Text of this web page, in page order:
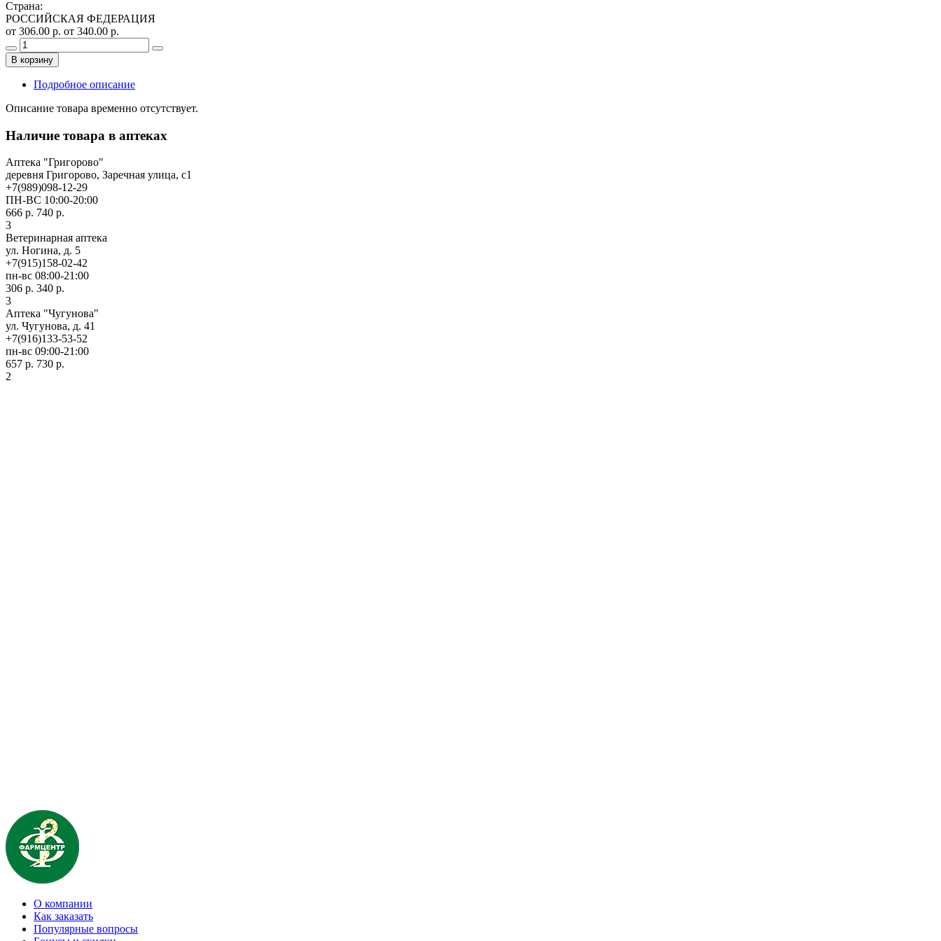
Страна:
РОССИЙСКАЯ ФЕДЕРАЦИЯ
от 306.00 р. от 340.00 р.
В корзину
Подробное описание
Описание товара временно отсутствует.
Наличие товара в аптеках
Аптека "Григорово"
деревня Григорово, Заречная улица, с1
+7(989)098-12-29
ПН-ВС 10:00-20:00
666 р. 740 р.
3
Ветеринарная аптека
ул. Ногина, д. 5
+7(915)158-02-42
пн-вс 08:00-21:00
306 р. 340 р.
3
Аптека "Чугунова"
ул. Чугунова, д. 41
+7(916)133-53-52
пн-вс 09:00-21:00
657 р. 730 р.
2
О компании
Как заказать
Популярные вопросы